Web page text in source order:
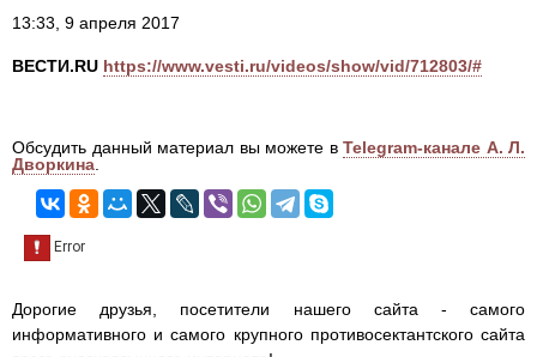
13:33, 9 апреля 2017
ВЕСТИ.RU https://www.vesti.ru/videos/show/vid/712803/#
Обсудить данный материал вы можете в Telegram-канале А. Л.
Дворкина
Дорогие друзья, посетители нашего сайта - самого
информативного и самого крупного противосектантского сайта